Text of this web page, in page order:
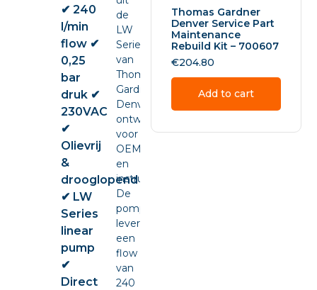
✔ 240
l/min
flow ✔
0,25
bar
druk ✔
230VAC
✔
Olievrij
&
drooglopend
✔ LW
Series
linear
pump
✔
Direct
de
LW
Series
van
Thomas
Gardner
Denver,
ontwikkeld
voor
OEM-
en
instrumentintegratie.
De
pomp
levert
een
flow
van
240
Thomas Gardner
Denver Service Part
Maintenance
Rebuild Kit – 700607
€204.80
Add to cart